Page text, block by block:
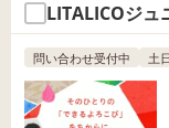
LITALICOジュ
問い合わせ受付中 土